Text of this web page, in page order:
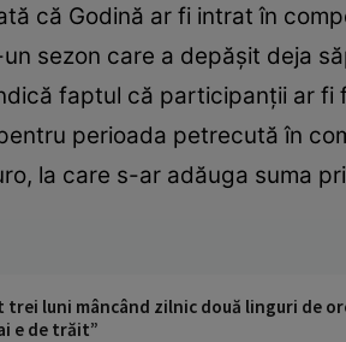
că Godină ar fi intrat în
sezon care a depășit deja
faptul că participanții ar
perioada petrecută în
la care s-ar adăuga suma
trei luni mâncând zilnic două linguri de
e de trăit”